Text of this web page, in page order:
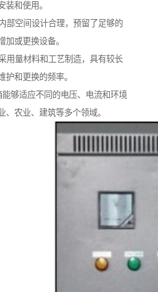
装和使用。
部空间设计合理，预留了足够的
加或更换设备。
用量材料和工艺制造，具有较长
护和更换的频率。
够适应不同的电压、电流和环境
、农业、建筑等多个领域。